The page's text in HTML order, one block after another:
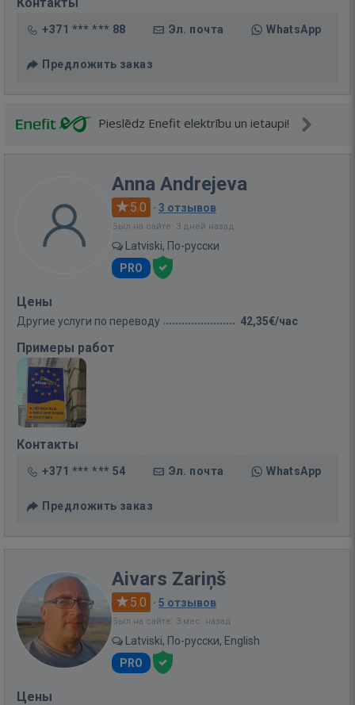
+371 *** *** 88 Эл. почта WhatsApp
Предложить заказ
Pieslēdz Enefit elektrību un ietaupi!
Anna Andrejeva
5.0 · 3 отзывов
Был на сайте: 3 дней назад
Latviski, По-русски
PRO
Цены
Другие услуги по переводу 42,35€/час
Примеры работ
Контакты
+371 *** *** 54 Эл. почта WhatsApp
Предложить заказ
Aivars Zariņš
5.0 · 5 отзывов
Был на сайте: 3 мес. назад
Latviski, По-русски, English
PRO
Цены